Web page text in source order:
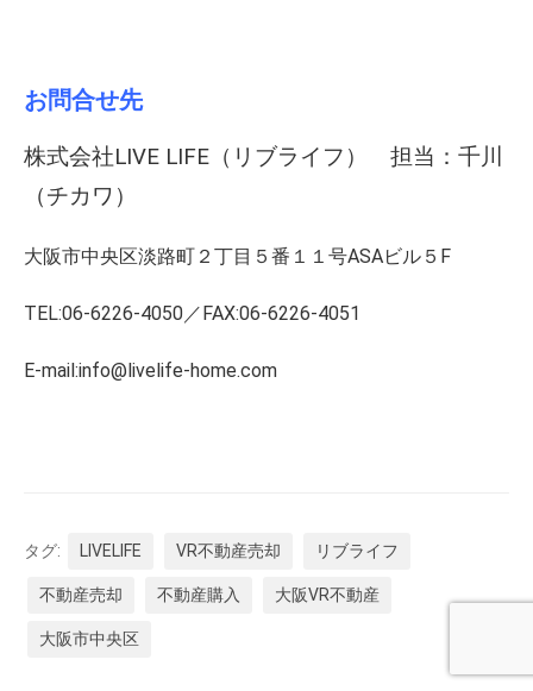
お問合せ先
株式会社LIVE LIFE（リブライフ） 担当：千川
（チカワ）
大阪市中央区淡路町２丁目５番１１号ASAビル５F
TEL:06-6226-4050／FAX:06-6226-4051
E-mail:info@livelife-home.com
タグ: LIVELIFE VR不動産売却 リブライフ
不動産売却 不動産購入 大阪VR不動産
大阪市中央区